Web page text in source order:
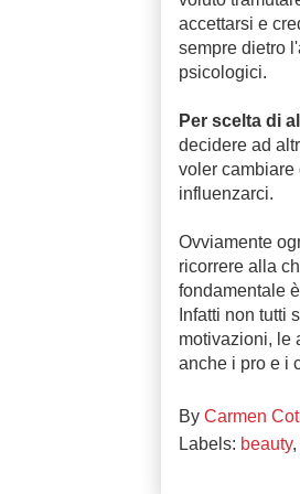
accettarsi e
sempre dietro
psicologici.
Per scelta di
decidere ad
voler cambiare
influenzarci.
Ovviamente
ricorrere alla
fondamentale
Infatti non tutti
motivazioni, le
anche i pro e i
By Carmen
Labels: beauty,